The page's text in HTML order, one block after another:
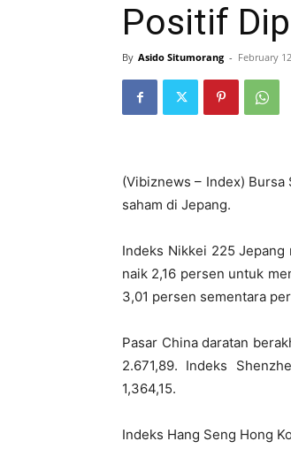
Positif
By Asido Situmorang - February
(Vibiznews – Index)
saham di Jepang.
Indeks Nikkei 225 Jepang
naik 2,16 persen untuk
3,01 persen sementara
Pasar China daratan
2.671,89. Indeks
1,364,15.
Indeks Hang Seng Hong